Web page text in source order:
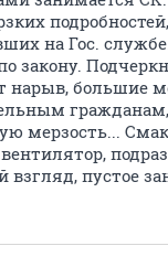
на Гос.
закону.
нарыв, большие
гражданам,
мерзость...
пустое